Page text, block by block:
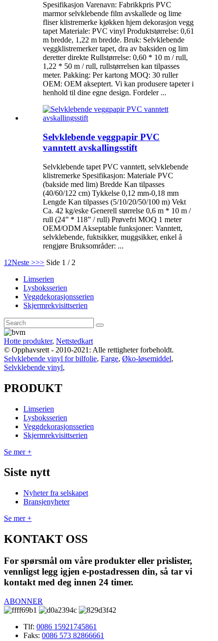
Spesifikasjon Varenavn: Fabrikkpris PVC
marmor selvklebende film avskallede og lime
fliser klistremerke kjøkken hjem dekorasjon vegg
tapet Materiale: PVC vinyl Produktstørrelse: 0,61
m bredde, 1,22 m bredde. Bruk: Selvklebende
veggklistremerker tapet, dra av baksiden og lim
deretter direkte Rullstørrelse: 0,60 * 10 m / rull,
1,22 * 50 m / rull, rullstørrelsen kan tilpasses
meter. Pakking: Per kartong MOQ: 30 ruller
OEM: OEM akseptert. Vi kan produsere tapeter i
henhold til dine egne design. Fordeler ...
Selvklebende veggpapir PVC
vanntett avskallingsstift
Selvklebende tapet PVC vanntett, selvklebende
klistremerke Spesifikasjon: Materiale PVC
(bakside med lim) Bredde Kan tilpasses
(40/60/122 cm) Tykkelse 0,12 mm-0,18 mm
Lengde Kan tilpasses (5/10/20/50/100 m) Vekt
Ca. 42 kg/eske Generell størrelse 0,6 m * 10 m /
rull (24” * 118” / rull) Prøvefri MOQ 1 meter
OEM/ODM Akseptable funksjoner: Vanntett,
selvklebende, fuktsikker, muggsikker, enkel å
rengjøre Bruksområder: ...
1 2Neste >>> Side 1 / 2
Limserien
Lysboksserien
Veggdekorasjonsserien
Skjermrekvisittserien
Hotte produkter, Nettstedkart
© Opphavsrett - 2010-2021: Alle rettigheter forbeholdt.
Selvklebende vinyl for bilfolie, Farge, Øko-løsemiddel,
Selvklebende vinyl,
PRODUKT
Limserien
Lysboksserien
Veggdekorasjonsserien
Skjermrekvisittserien
Se mer +
Siste nytt
Nyheter fra selskapet
Bransjenyheter
Se mer +
KONTAKT OSS
For spørsmål om våre produkter eller prislister,
vennligst legg igjen e-postadressen din, så tar vi
kontakt med deg innen 24 timer.
ABONNER
Tlf: 0086 15921745861
Faks: 0086 573 82866661